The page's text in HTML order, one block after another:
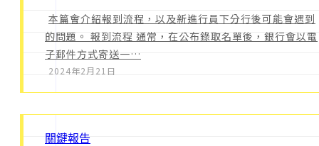
本篇會介紹報到流程，以及新進行員下分行後可能會遇到
的問題。 報到流程 通常，在公布錄取名單後，銀行會以電
子郵件方式寄送一…
2024年2月21日
關鍵報告